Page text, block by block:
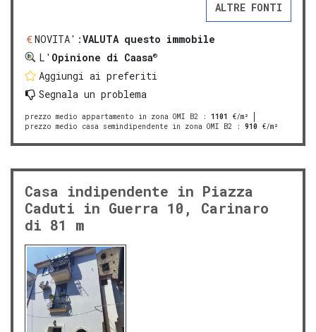
ALTRE FONTI
NOVITA':VALUTA questo immobile
L' Opinione di Caasa®
Aggiungi ai preferiti
Segnala un problema
prezzo medio appartamento in zona OMI B2 : 1101
€/m²
prezzo medio casa semindipendente in zona OMI B2 : 910 €/m²
Casa indipendente in Piazza
Caduti in Guerra 10, Carinaro
di 81 m